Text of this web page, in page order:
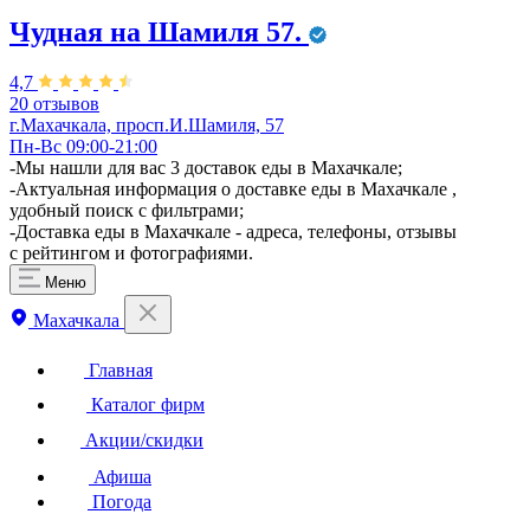
Чудная на Шамиля 57.
4,7
20 отзывов
г.Махачкала, просп.И.Шамиля, 57
Пн-Вс 09:00-21:00
-Мы нашли для вас 3 доставок еды в Махачкале;
-Актуальная информация о доставке еды в Махачкале ,
удобный поиск с фильтрами;
-Доставка еды в Махачкале - адреса, телефоны, отзывы
с рейтингом и фотографиями.
Меню
Махачкала
Главная
Каталог фирм
Акции/скидки
Афиша
Погода